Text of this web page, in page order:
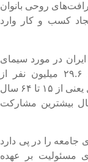
روحی بانوان
کسب و کار وارد
در مورد سیمای
جمعیتی کشور، افزود: در سال ۱۴۰۳، تعداد ۲۹.۶ میلیون نفر از
جمعیت ۴۲.۶ میلیون نفری زنان، در سن اشتغال یعنی از ۱۵ تا ۶۴ سال
و زنان در گروه سنی ۲۵ تا ۲۹ سال بیشترین مشارکت
جامعه را در پی دارد
مسئولیت بر عهده